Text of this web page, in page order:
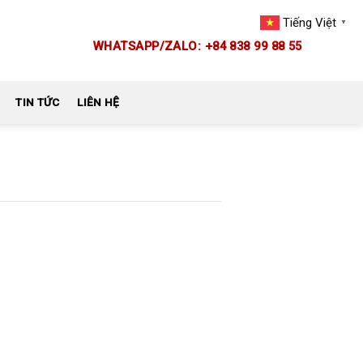
WHATSAPP/ZALO: +84 838 99 88 55
TIN TỨC LIÊN HỆ
Tiếng Việt ▼